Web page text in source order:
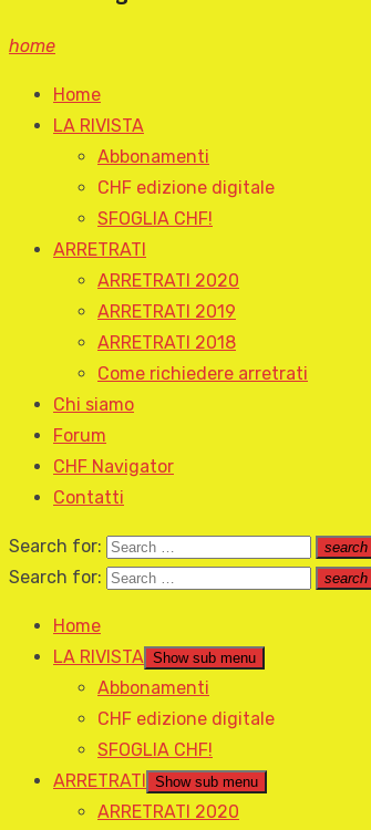
home
Home
LA RIVISTA
Abbonamenti
CHF edizione digitale
SFOGLIA CHF!
ARRETRATI
ARRETRATI 2020
ARRETRATI 2019
ARRETRATI 2018
Come richiedere arretrati
Chi siamo
Forum
CHF Navigator
Contatti
Search for: search
Search for: search
Home
LA RIVISTA Show sub menu
Abbonamenti
CHF edizione digitale
SFOGLIA CHF!
ARRETRATI
Show sub menu
ARRETRATI 2020